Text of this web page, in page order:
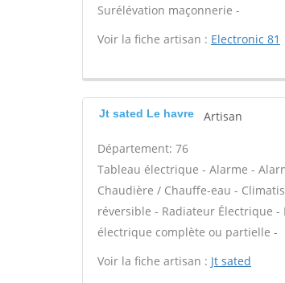
Surélévation maçonnerie -
Voir la fiche artisan : Electronic 81
Jt sated Le havre Artisan
Département: 76
Tableau électrique - Alarme -
Chaudière / Chauffe-eau -
réversible - Radiateur Électrique
électrique complète ou partielle -
Voir la fiche artisan : Jt sated